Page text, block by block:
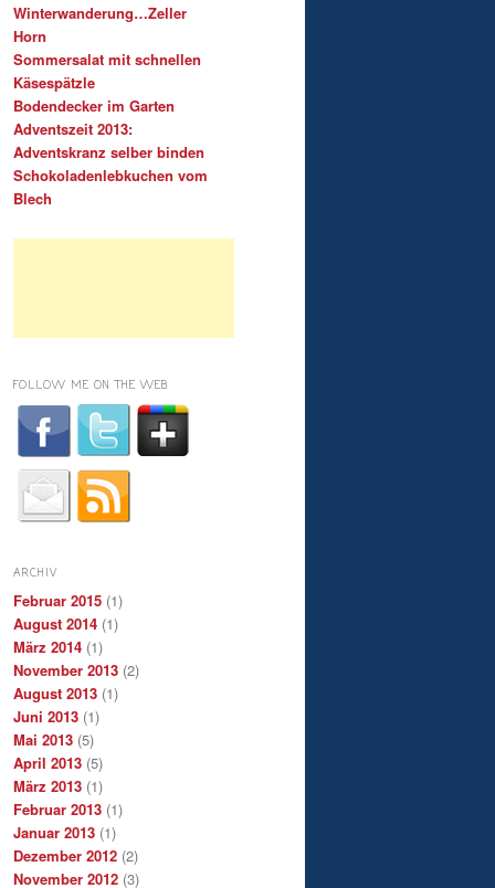
Winterwanderung…Zeller
Horn
Sommersalat mit schnellen
Käsespätzle
Bodendecker im Garten
Adventszeit 2013:
Adventskranz selber binden
Schokoladenlebkuchen vom
Blech
FOLLOW ME ON THE WEB
ARCHIV
Februar 2015 (1)
August 2014 (1)
März 2014 (1)
November 2013 (2)
August 2013 (1)
Juni 2013 (1)
Mai 2013 (5)
April 2013 (5)
März 2013 (1)
Februar 2013 (1)
Januar 2013 (1)
Dezember 2012 (2)
November 2012 (3)